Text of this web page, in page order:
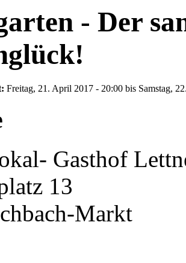
- Der
Freitag, 21. April 2017 - 20:00 bis Samstag,
Gasthof
13
Markt